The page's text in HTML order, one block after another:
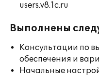
users.v8.1c.ru
Выполнены
Консультации по
обеспечения и
Начальные